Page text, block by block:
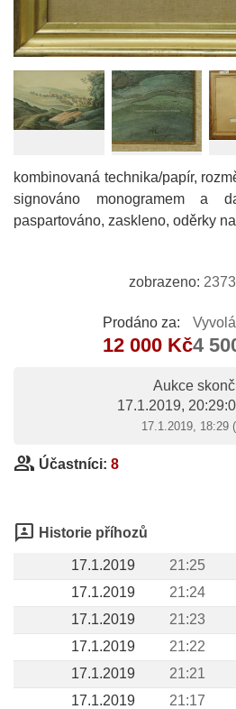
kombinovaná technika/papír,
signováno monogramem a
paspartováno, zaskleno, oděrky
zobrazeno:
Prodáno za:
12 000 Kč4
Aukce
17.1.2019,
17.1.2019, 18:29
group Účastníci: 8
3p Historie příhozů
17.1.2019 21:25
17.1.2019
21:24
17.1.2019
21:23
17.1.2019
21:22
17.1.2019
21:21
17.1.2019
21:17